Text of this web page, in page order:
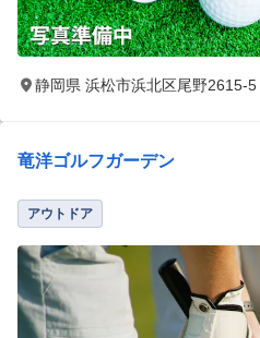
静岡県 浜松市浜北区尾野2615-5
竜洋ゴルフガーデン
アウトドア